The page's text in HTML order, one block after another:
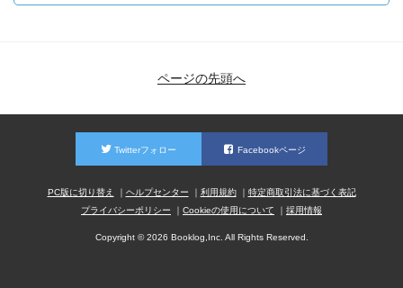
ページの先頭へ
Twitterフォロー Facebookページ
PC版に切り替え ヘルプセンター 利用規約
特定商取引法に基づく表記
プライバシーポリシー
Cookieの使用について 採用情報
Copyright © 2026 Booklog,Inc. All Rights Reserved.